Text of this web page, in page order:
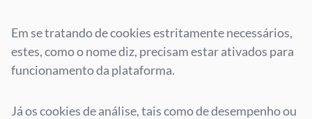
Em se tratando de cookies estritamente necessários,
estes, como o nome diz, precisam estar ativados para
funcionamento da plataforma.
Já os cookies de análise, tais como de desempenho ou